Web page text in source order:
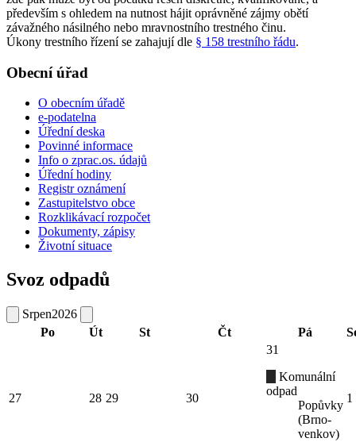
především s ohledem na nutnost hájit oprávněné zájmy obětí
závažného násilného nebo mravnostního trestného činu.
Úkony trestního řízení se zahajují dle § 158 trestního řádu.
Obecní úřad
O obecním úřadě
e-podatelna
Úřední deska
Povinné informace
Info o zprac.os. údajů
Úřední hodiny
Registr oznámení
Zastupitelstvo obce
Rozklikávací rozpočet
Dokumenty, zápisy
Životní situace
Svoz odpadů
Srpen2026
Po
Út St Čt Pá
27 28 29 30
31
Komunální
odpad
Popůvky
(Brno-
venkov)
1